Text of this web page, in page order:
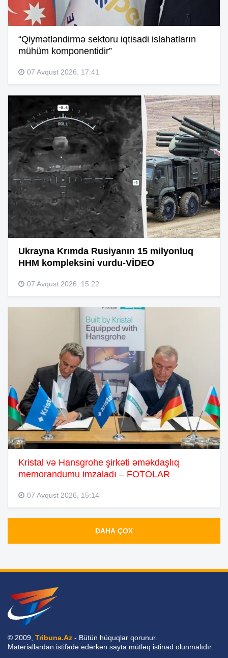
“Qiymətləndirmə sektoru iqtisadi islahatların
mühüm komponentidir”
07 Avqust 2026, 17:41
Ukrayna Krımda Rusiyanın 15 milyonluq
HHM kompleksini vurdu-VİDEO
07 Avqust 2026, 15:22
Kristal və Hansgrohe şirkəti əməkdaşlıq
memorandumu imzaladı – FOTOLAR
07 Avqust 2026, 15:14
DAHA ÇOX
© 2009, Tribuna.Az - Bütün hüquqlar qorunur.
Materiallardan istifadə edərkən sayta mütləq istinad olunmalıdır.